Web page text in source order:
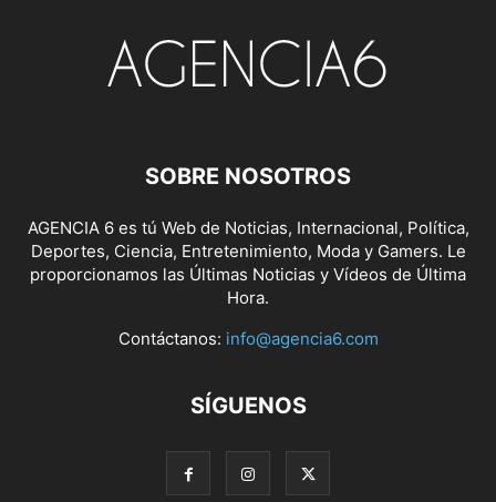
SOBRE NOSOTROS
AGENCIA 6 es tú Web de Noticias, Internacional, Política,
Deportes, Ciencia, Entretenimiento, Moda y Gamers. Le
proporcionamos las Últimas Noticias y Vídeos de Última
Hora.
Contáctanos: info@agencia6.com
SÍGUENOS